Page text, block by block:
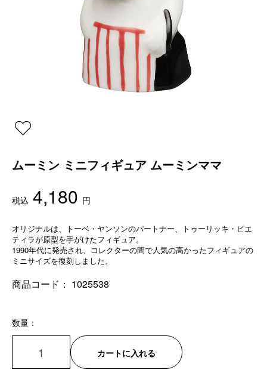
ムーミン ミニフィギュア ムーミンママ
税込 4,180 円
オリジナルは、トーベ・ヤンソンのパートナー、トゥーリッキ・ピエ
ティラが原型を手がけたフィギュア。
1990年代に発売され、コレクターの間で人気の高かったフィギュアの
ミニサイズを復刻しました。
商品コード： 1025538
数量：
カートに入れる